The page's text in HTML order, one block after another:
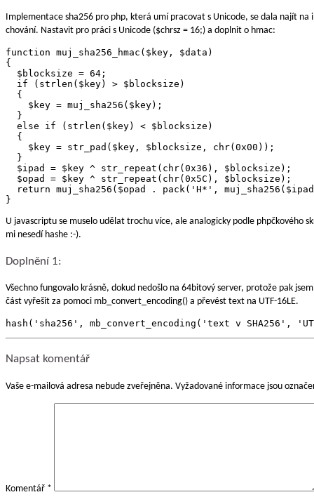
Implementace sha256 pro php, která umí pracovat s Unicode, se dala najít
chování. Nastavit pro práci s Unicode ($chrsz = 16;) a doplnit o hmac:
function muj_sha256_hmac($key, $data)
{
  $blocksize = 64;
  if (strlen($key) > $blocksize)
  {
    $key = muj_sha256($key);
  }
  else if (strlen($key) < $blocksize)
  {
    $key = str_pad($key, $blocksize, chr(0x00));
  }
  $ipad = $key ^ str_repeat(chr(0x36), $blocksize);
  $opad = $key ^ str_repeat(chr(0x5C), $blocksize);
return muj_sha256($opad . pack('H*',
U javascriptu se muselo udělat trochu více, ale analogicky podle phpčkového
mi nesedí hashe :-).
Doplnění 1:
Všechno fungovalo krásně, dokud nedošlo na 64bitový server, protože pak
část vyřešit za pomoci mb_convert_encoding() a převést text na UTF-16LE.
hash('sha256', mb_convert_encoding('text v SHA256',
Napsat komentář
Vaše e-mailová adresa nebude zveřejněna. Vyžadované informace jsou
Komentář *